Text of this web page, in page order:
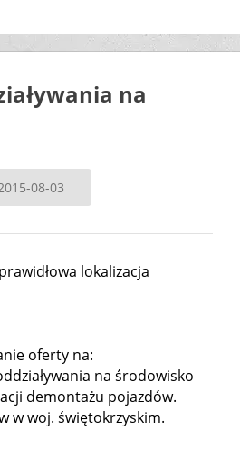
na
08-03
lokalizacja
oferty na:
na środowisko
demontażu pojazdów.
w woj. świętokrzyskim.